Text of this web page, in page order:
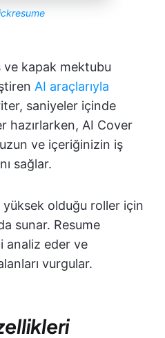
kapak mektubu
AI araçlarıyla
saniyeler içinde
hazırlarken, AI Cover
ve içeriğinizin iş
sağlar.
olduğu roller için
sunar. Resume
analiz eder ve
vurgular.